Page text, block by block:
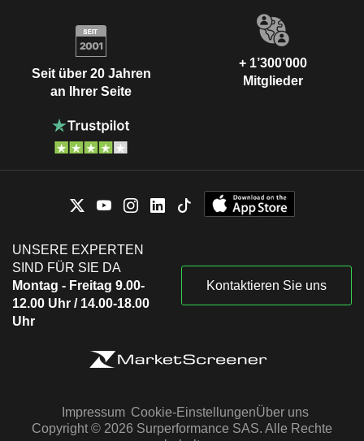
Seit über 20 Jahren
an Ihrer Seite
+ 1’300’000
Mitglieder
UNSERE EXPERTEN
SIND FÜR SIE DA
Montag - Freitag 9.00-
12.00 Uhr / 14.00-18.00
Uhr
Kontaktieren Sie uns
Impressum Cookie-EinstellungenÜber uns
Copyright © 2026 Surperformance SAS. Alle Rechte